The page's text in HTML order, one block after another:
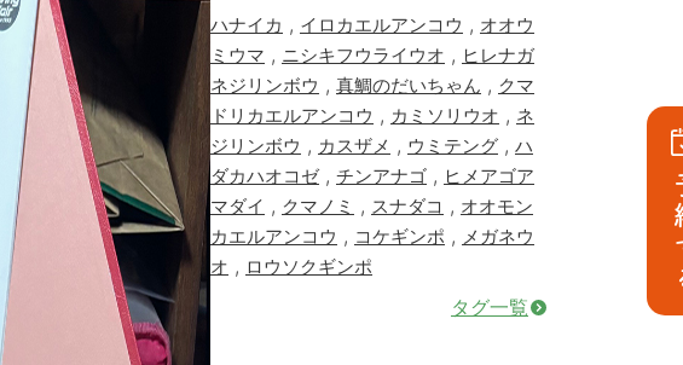
ハナイカ , イロカエルアンコウ , オオウ
ミウマ , ニシキフウライウオ , ヒレナガ
ネジリンボウ , 真鯛のだいちゃん , クマ
ドリカエルアンコウ , カミソリウオ , ネ
ジリンボウ , カスザメ , ウミテング , ハ
ダカハオコゼ, チンアナゴ , ヒメアゴア
マダイ , クマノミ , スナダコ , オオモン
カエルアンコウ , コケギンポ , メガネウ
オ , ロウソクギンポ
タグ一覧